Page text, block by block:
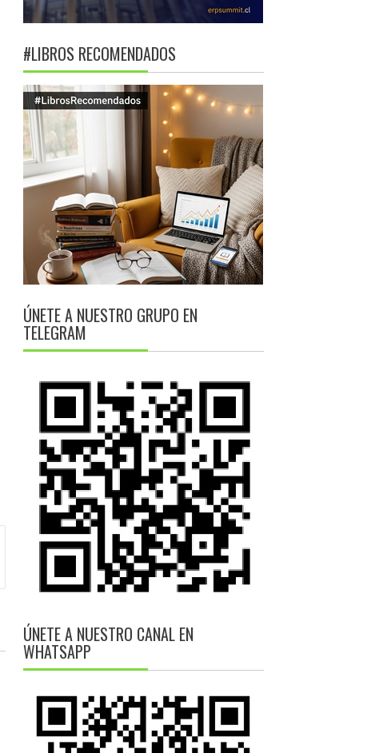
#LIBROS RECOMENDADOS
ÚNETE A NUESTRO GRUPO EN
TELEGRAM
ÚNETE A NUESTRO CANAL EN
WHATSAPP